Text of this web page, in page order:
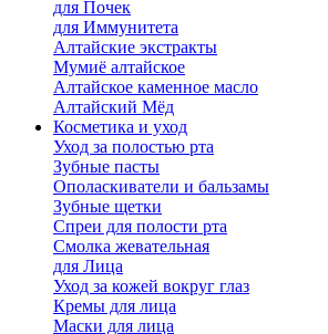
для Почек
для Иммунитета
Алтайские экстракты
Мумиё алтайское
Алтайское каменное масло
Алтайский Мёд
Косметика и уход
Уход за полостью рта
Зубные пасты
Ополаскиватели и бальзамы
Зубные щетки
Спреи для полости рта
Смолка жевательная
для Лица
Уход за кожей вокруг глаз
Кремы для лица
Маски для лица